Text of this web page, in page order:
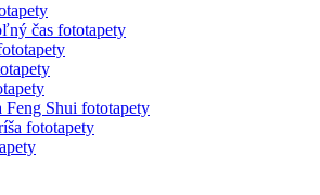
čas fototapety
Feng Shui fototapety
fototapety